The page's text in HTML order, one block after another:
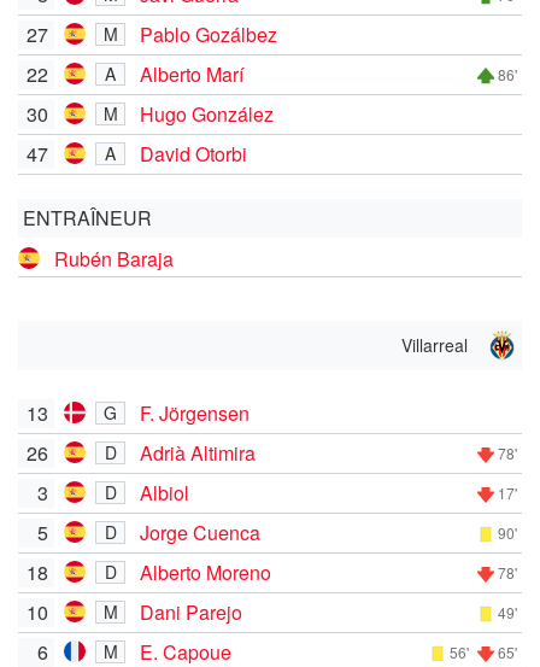
27 M
Pablo Gozálbez
22
A Alberto Marí 86'
30 M
Hugo González
47
A David Otorbi
ENTRAÎNEUR
Rubén Baraja
Villarreal
13 G
F. Jörgensen
26
D Adrià Altimira 78'
3 D Albiol 17'
5 D Jorge Cuenca 90'
18 D Alberto Moreno 78'
10 M Dani Parejo 49'
6 M E. Capoue 56' 65'